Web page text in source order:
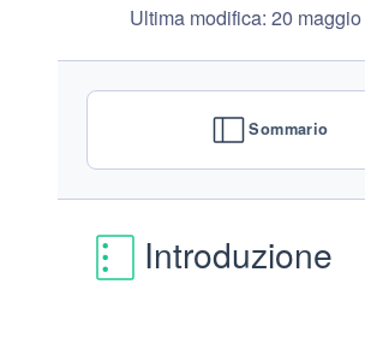
Ultima modifica: 20
Sommario
Introduzione